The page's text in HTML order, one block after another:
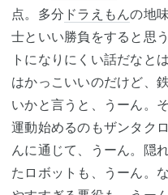
点。多分 ドラえもんの地
士といい勝負をすると思
トになりにくい話だなと
はかっこいいのだけど、
いかと言うと、うーん。
運動始めるのもザンタク
んに通じて、うーん。隠
たロボットも、うーん。